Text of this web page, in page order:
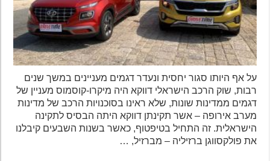
על אף היותו סגור יחסית ונעדר דגמים מעניינים במשך שנים
רבות, שוק הרכב הישראלי דווקא היה מיקרו-קוסמוס מעניין של
דגמים ממדינות שונות, שלא ראינו בסוכנויות הרכב של מדינות
מערב אירופה – אשר תקינתן דווקא היתה הבסיס לתקינה
הישראלית. זה התחיל בטיפטוף, כאשר בשנות השבעים קיבלנו
את פולקסווגן ברזיליה – מברזיל, …